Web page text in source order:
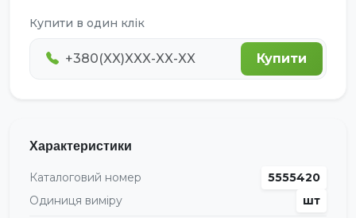
Купити в один клік
Купити
Характеристики
Каталоговий номер
5555420
Одиниця виміру
шт